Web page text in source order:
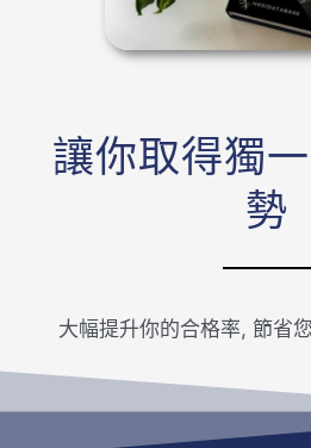
讓你取得獨
勢
大幅提升你的合格率, 節省